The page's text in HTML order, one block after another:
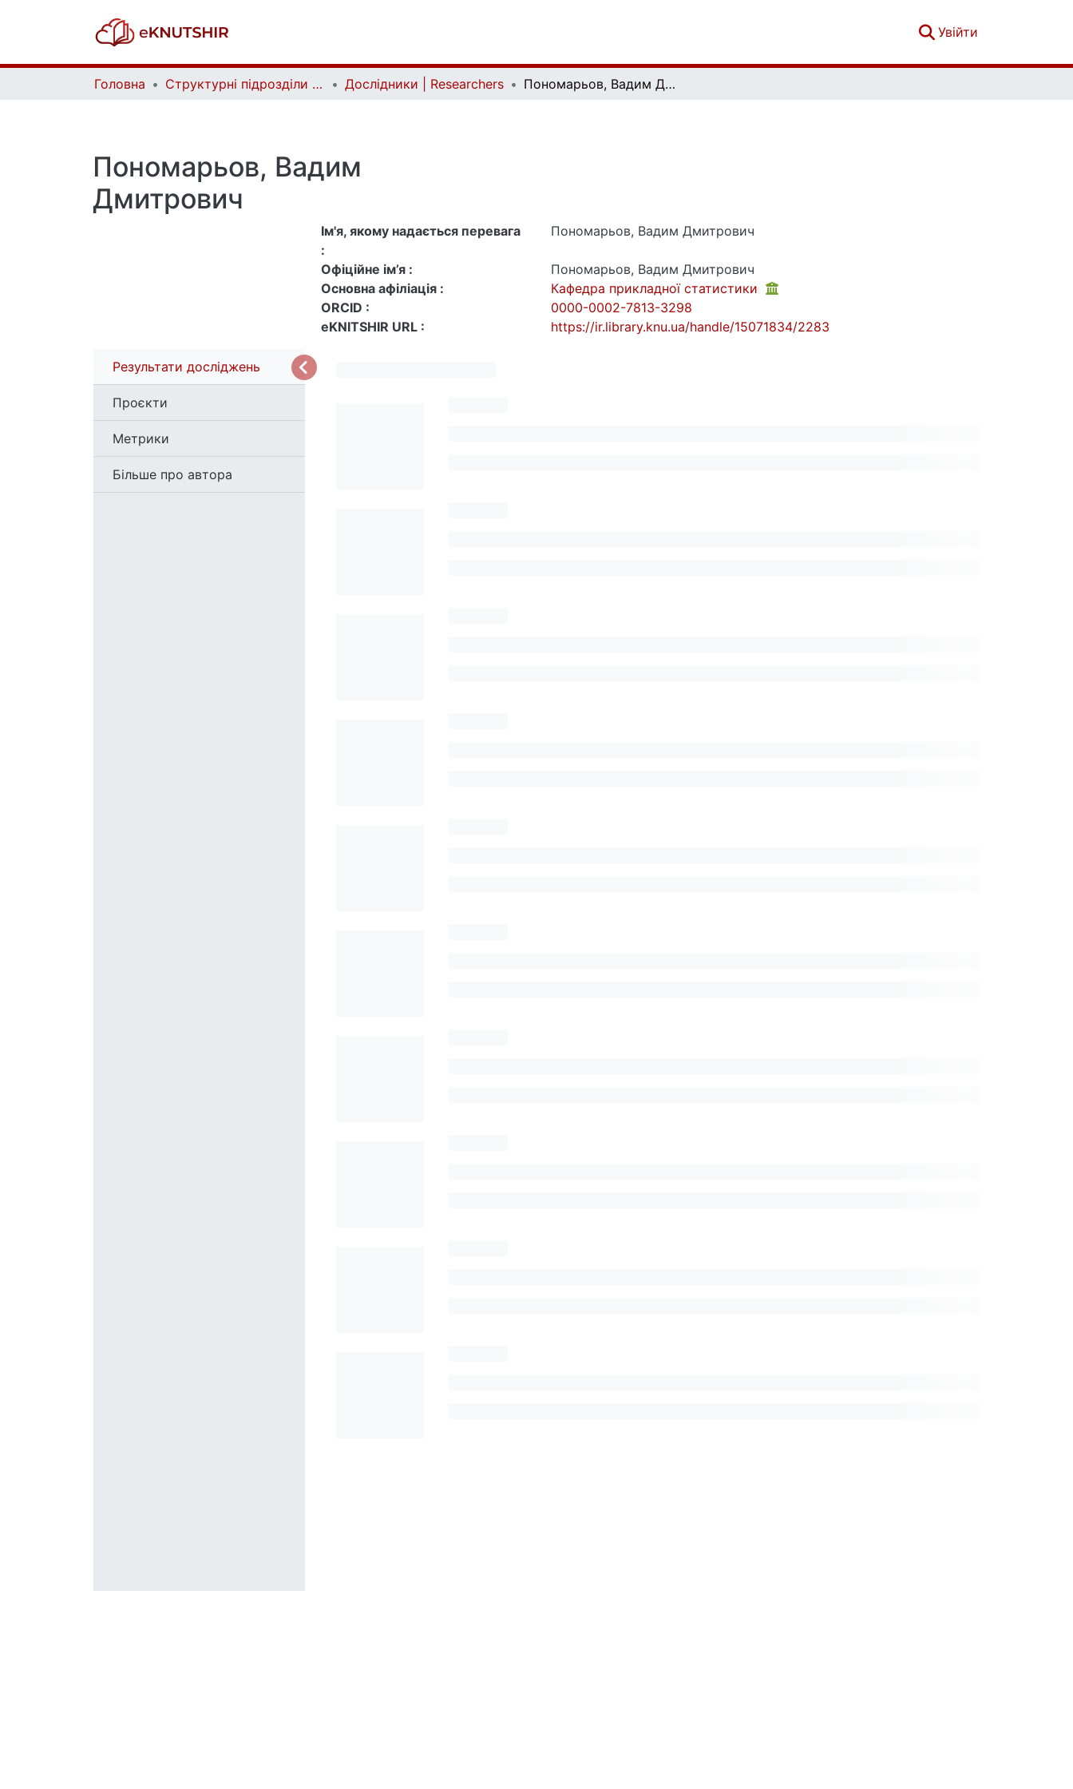
Увійти
Головна Структурні підрозділи Київського національного університету імені Тараса Шевченка та Організації | Faculties, Institutes and Departments of Taras Shevchenko National University of Kyiv and Organizations Дослідники | Researchers Пономарьов, Вадим Дмитрович
Пономарьов, Вадим
Дмитрович
Ім'я, якому надається перевага
:
Пономарьов, Вадим Дмитрович
Офіційне ім’я :
Пономарьов, Вадим Дмитрович
Основна афіліація :
Кафедра прикладної статистики
ORCID :
0000-0002-7813-3298
eKNITSHIR URL :
https://ir.library.knu.ua/handle/15071834/2283
Результати досліджень
Проєкти
Метрики
Більше про автора